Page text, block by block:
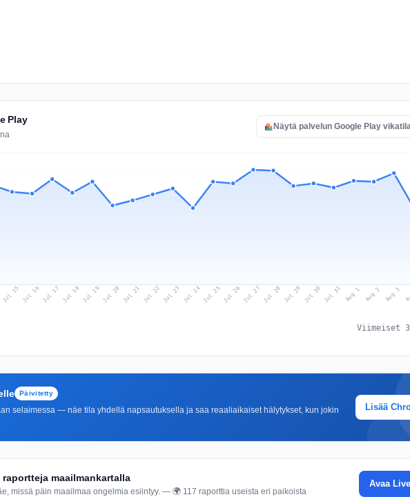
Play
Näytä palvelun Google Play
Jul 15 Jul 16Jul 17 Jul 18Jul 19 Jul 20 Jul 21 Jul 22 Jul 23 Jul 24Jul 25 Jul 26Jul 27 Jul 28 Jul 29 Jul 30 Jul 31 Aug 1 Aug 2 Aug 3
Viimeiset
Päivitetty
selaimessa — näe tila yhdellä napsautuksella ja saa reaaliaikaiset hälytykset, kun jokin
Lisää
maailmankartalla
missä päin maailmaa ongelmia esiintyy. — 🌍 117 raporttia useista eri paikoista
Avaa